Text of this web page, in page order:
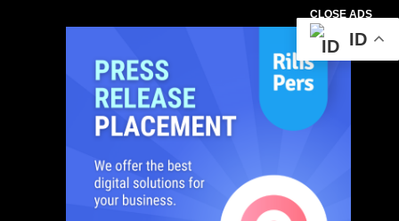
CLOSE ADS
ID